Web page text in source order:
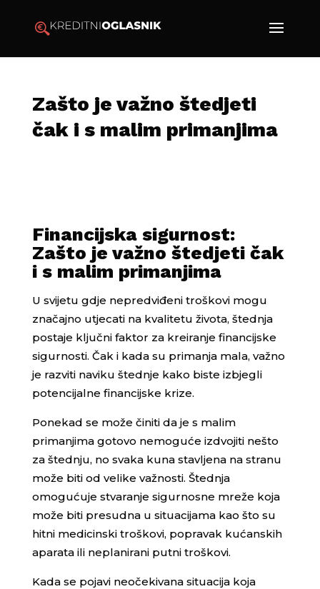
Zašto je važno štedjeti
čak i s malim primanjima
Financijska sigurnost:
Zašto je važno štedjeti čak
i s malim primanjima
U svijetu gdje nepredviđeni troškovi mogu
značajno utjecati na kvalitetu života, štednja
postaje ključni faktor za kreiranje financijske
sigurnosti. Čak i kada su primanja mala, važno
je razviti naviku štednje kako biste izbjegli
potencijalne financijske krize.
Ponekad se može činiti da je s malim
primanjima gotovo nemoguće izdvojiti nešto
za štednju, no svaka kuna stavljena na stranu
može biti od velike važnosti. Štednja
omogućuje stvaranje sigurnosne mreže koja
može biti presudna u situacijama kao što su
hitni medicinski troškovi, popravak kućanskih
aparata ili neplanirani putni troškovi.
Kada se pojavi neočekivana situacija koja